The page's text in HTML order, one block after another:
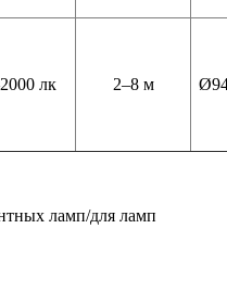
лк 2–8 м
ламп/для ламп